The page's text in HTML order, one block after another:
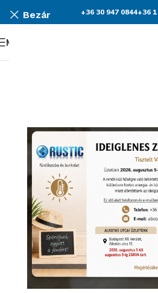
Bezár +36 30 947 0844+36 1
Menü